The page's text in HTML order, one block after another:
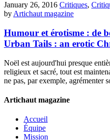
January 26, 2016 Critiques,
by Artichaut magazine
Humour et érotisme : de
Urban Tails : an erotic
Noël est aujourd'hui presque
religieux et sacré, tout est
ne pas, par exemple, agrémenter
Artichaut magazine
Accueil
Équipe
Mission